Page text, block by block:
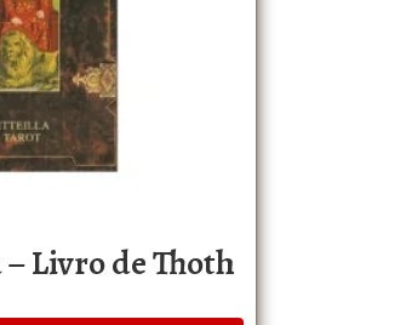
Livro de Thoth